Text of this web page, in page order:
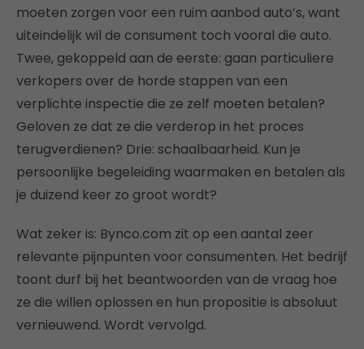
moeten zorgen voor een ruim aanbod auto’s, want
uiteindelijk wil de consument toch vooral die auto.
Twee, gekoppeld aan de eerste: gaan particuliere
verkopers over de horde stappen van een
verplichte inspectie die ze zelf moeten betalen?
Geloven ze dat ze die verderop in het proces
terugverdienen? Drie: schaalbaarheid. Kun je
persoonlijke begeleiding waarmaken en betalen als
je duizend keer zo groot wordt?
Wat zeker is: Bynco.com zit op een aantal zeer
relevante pijnpunten voor consumenten. Het bedrijf
toont durf bij het beantwoorden van de vraag hoe
ze die willen oplossen en hun propositie is absoluut
vernieuwend. Wordt vervolgd.